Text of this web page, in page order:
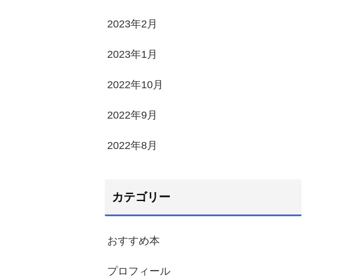
2023年2月
2023年1月
2022年10月
2022年9月
2022年8月
カテゴリー
おすすめ本
プロフィール